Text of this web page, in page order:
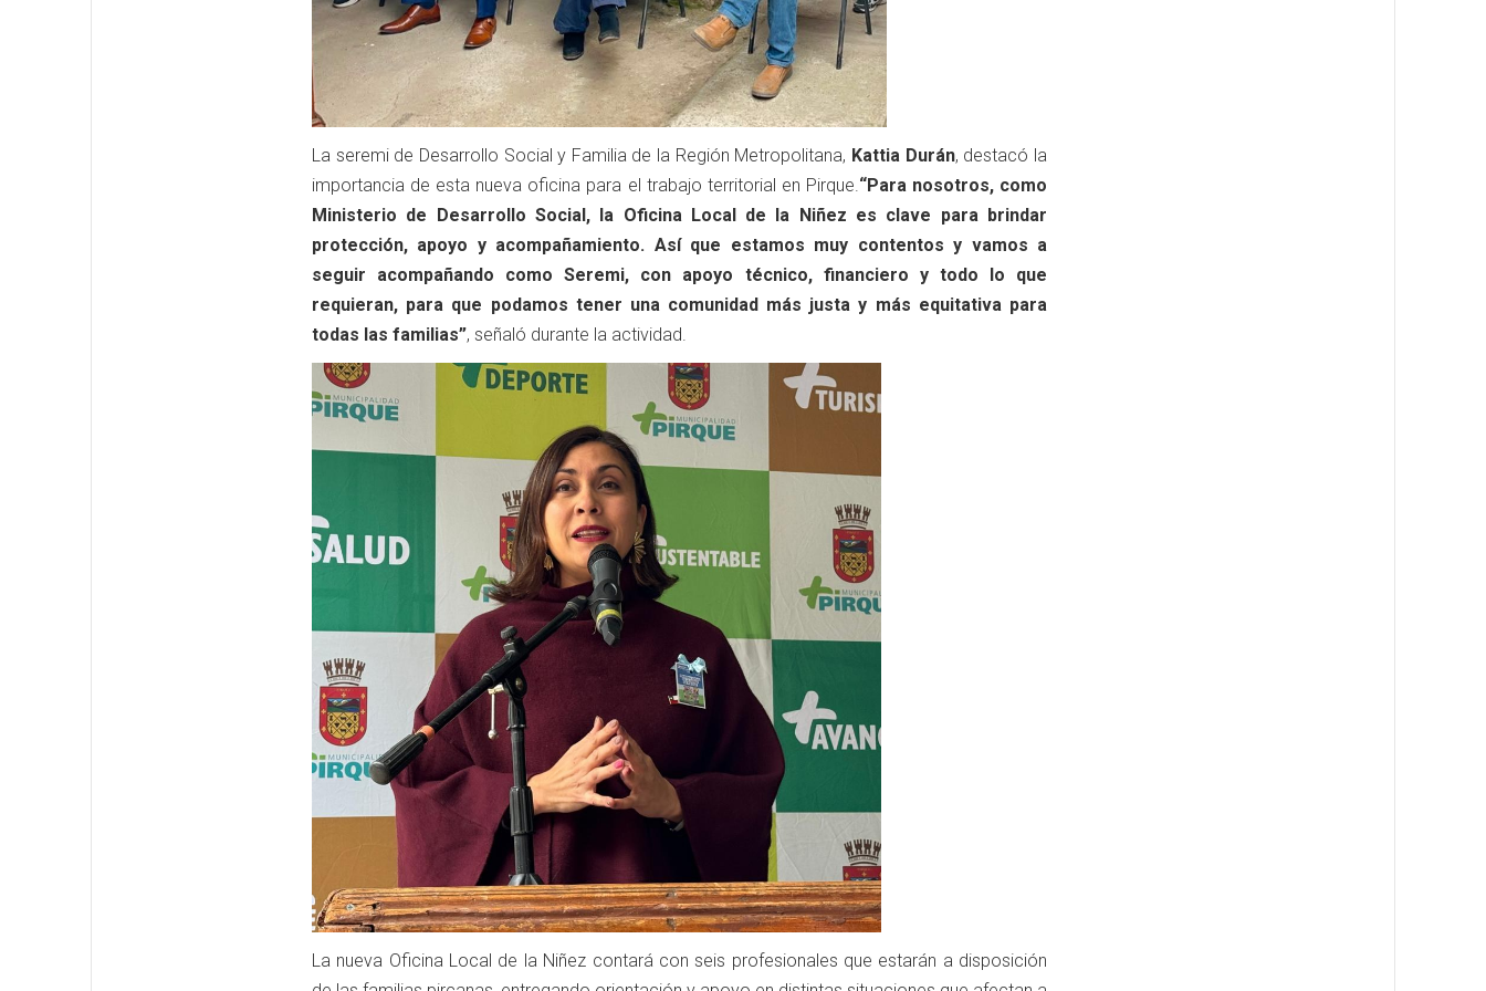
La seremi de Desarrollo Social y Familia de la Región Metropolitana, Kattia Durán, destacó la
importancia de esta nueva oficina para el trabajo territorial en Pirque.“Para nosotros, como
Ministerio de Desarrollo Social, la Oficina Local de la Niñez es clave para brindar
protección, apoyo y acompañamiento. Así que estamos muy contentos y vamos a
seguir acompañando como Seremi, con apoyo técnico, financiero y todo lo que
requieran, para que podamos tener una comunidad más justa y más equitativa para
todas las familias”, señaló durante la actividad.
La nueva Oficina Local de la Niñez contará con seis profesionales que estarán a disposición